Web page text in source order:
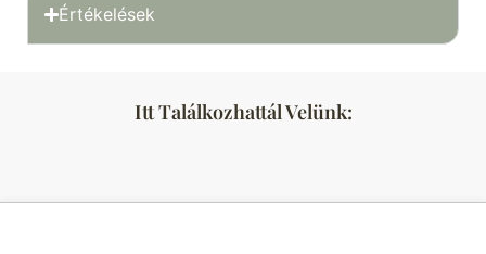
Értékelések
Itt Találkozhattál Velünk: